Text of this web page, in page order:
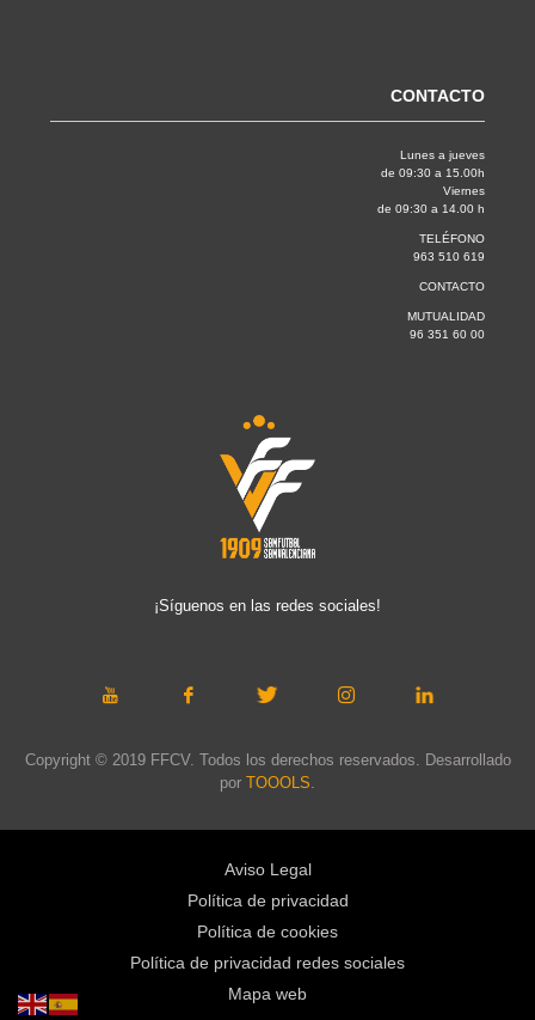
CONTACTO
Lunes a jueves
de 09:30 a 15.00h
Viernes
de 09:30 a 14.00 h
TELÉFONO
963 510 619
CONTACTO
MUTUALIDAD
96 351 60 00
¡Síguenos en las redes sociales!
Copyright © 2019 FFCV. Todos los derechos reservados. Desarrollado
por TOOOLS.
Aviso Legal
Política de privacidad
Política de cookies
Política de privacidad redes sociales
Mapa web